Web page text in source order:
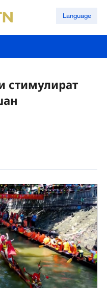
Language
стимулират